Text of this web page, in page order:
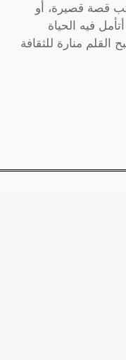
قصة قصيرة، أو
فيه الحياة
منارة للثقافة